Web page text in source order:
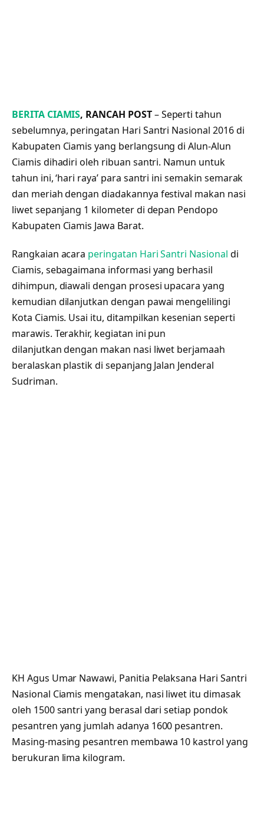
BERITA CIAMIS, RANCAH POST– Seperti tahun
sebelumnya, peringatan Hari Santri Nasional 2016 di
Kabupaten Ciamis yang berlangsung di Alun-Alun
Ciamis dihadiri oleh ribuan santri. Namun untuk
tahun ini, ‘hari raya’ para santri ini semakin semarak
dan meriah dengan diadakannya festival makan nasi
liwet sepanjang 1 kilometer di depan Pendopo
Kabupaten Ciamis Jawa Barat.
Rangkaian acara peringatan Hari Santri Nasional di
Ciamis, sebagaimana informasi yang berhasil
dihimpun, diawali dengan prosesi upacara yang
kemudian dilanjutkan dengan pawai mengelilingi
Kota Ciamis. Usai itu, ditampilkan kesenian seperti
marawis. Terakhir, kegiatan ini pun
dilanjutkan dengan makan nasi liwet berjamaah
beralaskan plastik di sepanjang Jalan Jenderal
Sudriman.
KH Agus Umar Nawawi, Panitia Pelaksana Hari Santri
Nasional Ciamis mengatakan, nasi liwet itu dimasak
oleh 1500 santri yang berasal dari setiap pondok
pesantren yang jumlah adanya 1600 pesantren.
Masing-masing pesantren membawa 10 kastrol yang
berukuran lima kilogram.